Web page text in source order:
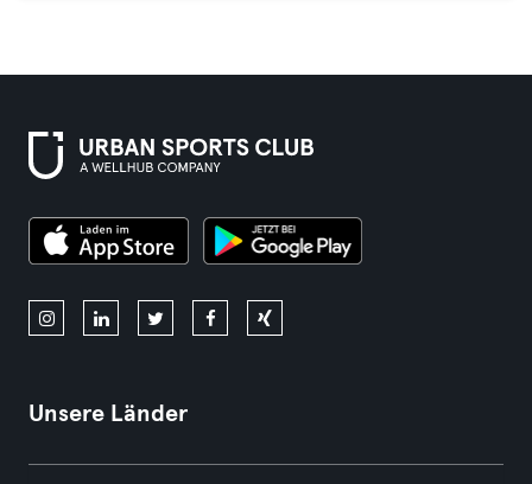
Unsere Länder